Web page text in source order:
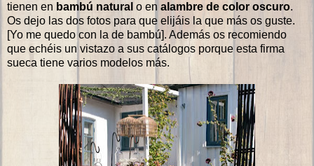
tienen en bambú natural o en alambre de color oscuro.
Os dejo las dos fotos para que elijáis la que más os guste.
[Yo me quedo con la de bambú]. Además os recomiendo
que echéis un vistazo a sus catálogos porque esta firma
sueca tiene varios modelos más.